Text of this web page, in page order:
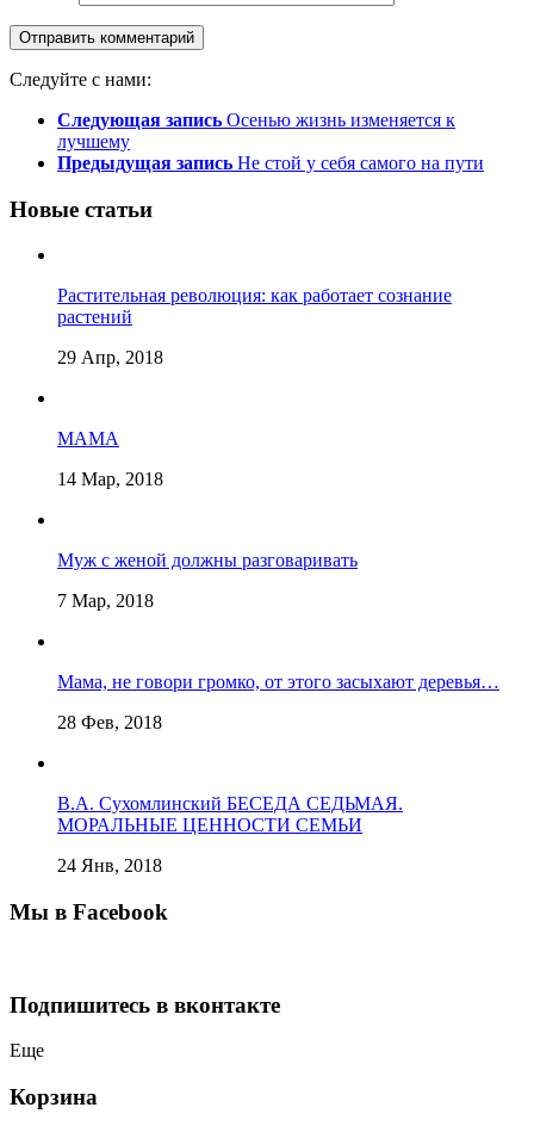
Следуйте с нами:
Следующая запись Осенью жизнь изменяется к
лучшему
Предыдущая запись Не стой у себя самого на пути
Новые статьи
Растительная революция: как работает сознание
растений
29 Апр, 2018
МАМА
14 Мар, 2018
Муж с женой должны разговаривать
7 Мар, 2018
Мама, не говори громко, от этого засыхают деревья…
28 Фев, 2018
В.А. Сухомлинский БЕСЕДА СЕДЬМАЯ.
МОРАЛЬНЫЕ ЦЕННОСТИ СЕМЬИ
24 Янв, 2018
Мы в Facebook
Подпишитесь в вконтакте
Еще
Корзина